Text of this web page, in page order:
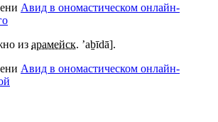
Авид в ономастическом онлайн-
из арамейск. ’aḇīdā].
Авид в ономастическом онлайн-